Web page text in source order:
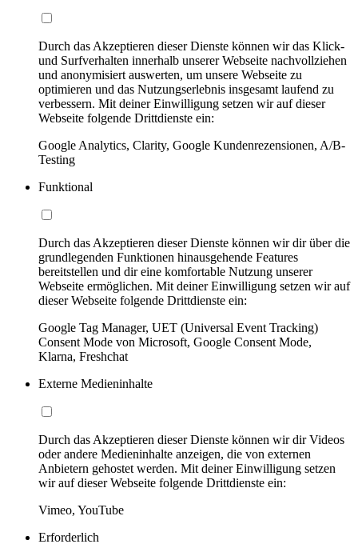
Durch das Akzeptieren dieser Dienste können wir das Klick-
und Surfverhalten innerhalb unserer Webseite nachvollziehen
und anonymisiert auswerten, um unsere Webseite zu
optimieren und das Nutzungserlebnis insgesamt laufend zu
verbessern. Mit deiner Einwilligung setzen wir auf dieser
Webseite folgende Drittdienste ein:
Google Analytics, Clarity, Google Kundenrezensionen, A/B-
Testing
Funktional
Durch das Akzeptieren dieser Dienste können wir dir über die
grundlegenden Funktionen hinausgehende Features
bereitstellen und dir eine komfortable Nutzung unserer
Webseite ermöglichen. Mit deiner Einwilligung setzen wir auf
dieser Webseite folgende Drittdienste ein:
Google Tag Manager, UET (Universal Event Tracking)
Consent Mode von Microsoft, Google Consent Mode,
Klarna, Freshchat
Externe Medieninhalte
Durch das Akzeptieren dieser Dienste können wir dir Videos
oder andere Medieninhalte anzeigen, die von externen
Anbietern gehostet werden. Mit deiner Einwilligung setzen
wir auf dieser Webseite folgende Drittdienste ein:
Vimeo, YouTube
Erforderlich